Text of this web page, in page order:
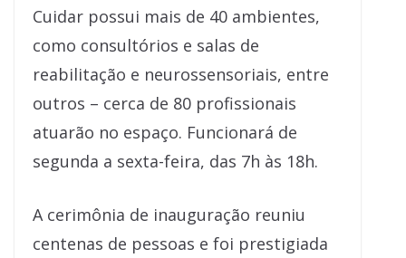
Cuidar possui mais de 40 ambientes,
como consultórios e salas de
reabilitação e neurossensoriais, entre
outros – cerca de 80 profissionais
atuarão no espaço. Funcionará de
segunda a sexta-feira, das 7h às 18h.
A cerimônia de inauguração reuniu
centenas de pessoas e foi prestigiada